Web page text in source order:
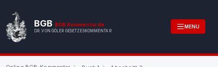
BGB BGB.Kommentar.de
DR. VON GÖLER GESETZESKOMMENTAR
MENU